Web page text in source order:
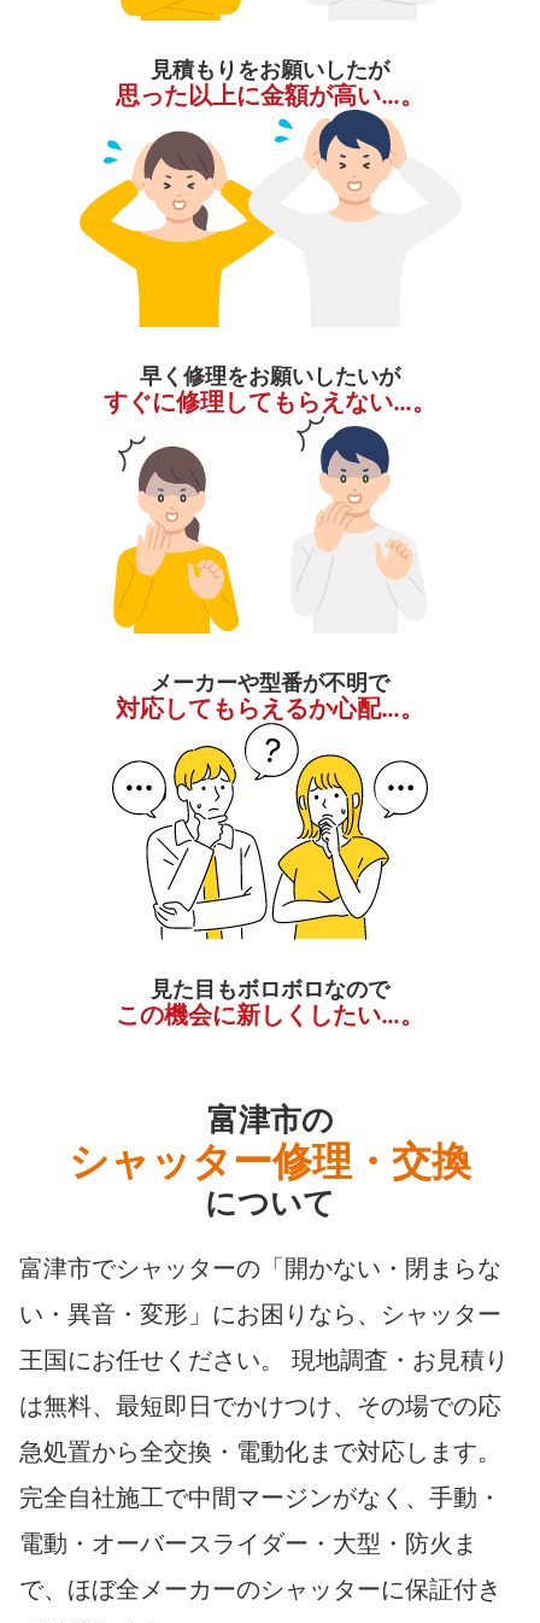
見積もりをお願いしたが
思った以上に金額が高い…。
早く修理をお願いしたいが
すぐに修理してもらえない…。
メーカーや型番が不明で
対応してもらえるか心配…。
見た目もボロボロなので
この機会に新しくしたい…。
富津市の
シャッター修理・交換
について
富津市でシャッターの「開かない・閉まらな
い・異音・変形」にお困りなら、シャッター
王国にお任せください。 現地調査・お見積り
は無料、最短即日でかけつけ、その場での応
急処置から全交換・電動化まで対応します。
完全自社施工で中間マージンがなく、手動・
電動・オーバースライダー・大型・防火ま
で、ほぼ全メーカーのシャッターに保証付き